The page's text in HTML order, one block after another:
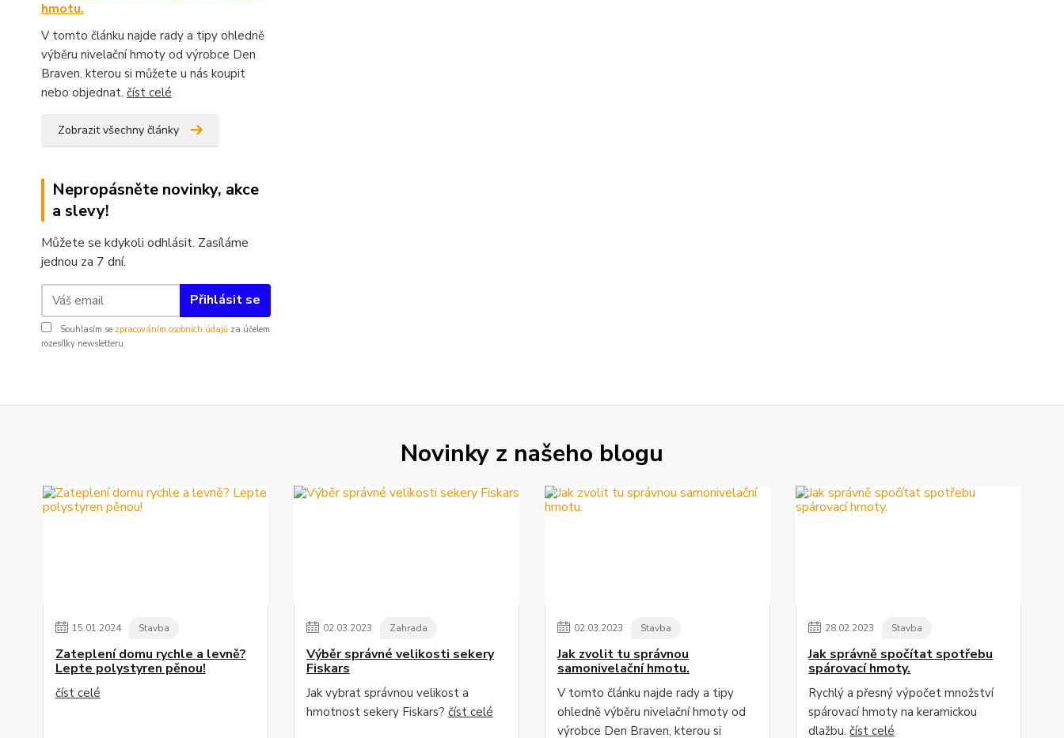
hmotu.
V tomto článku najde rady a tipy ohledně
výběru nivelační hmoty od výrobce Den
Braven, kterou si můžete u nás koupit
nebo objednat. číst celé
Zobrazit všechny články
Nepropásněte novinky, akce
a slevy!
Můžete se kdykoli odhlásit. Zasíláme
jednou za 7 dní.
Přihlásit se
Souhlasím se zpracováním osobních údajů za účelem
rozesílky newsletteru.
Novinky z našeho blogu
15.01.2024 Stavba
Zateplení domu rychle a levně?
Lepte polystyren pěnou!
číst celé
02.03.2023 Zahrada
Výběr správné velikosti sekery
Fiskars
Jak vybrat správnou velikost a
hmotnost sekery Fiskars? číst celé
02.03.2023 Stavba
Jak zvolit tu správnou
samonivelační hmotu.
V tomto článku najde rady a tipy
ohledně výběru nivelační hmoty od
výrobce Den Braven, kterou si
28.02.2023 Stavba
Jak správně spočítat spotřebu
spárovací hmoty.
Rychlý a přesný výpočet množství
spárovací hmoty na keramickou
dlažbu.číst celé